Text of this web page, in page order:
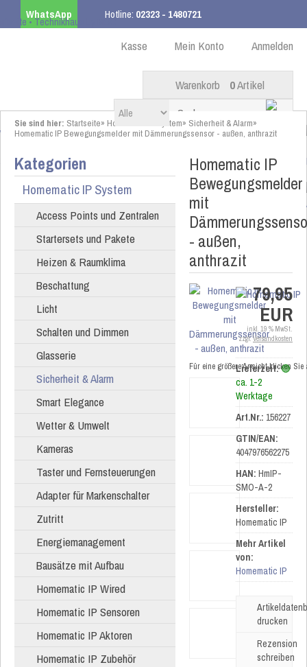
WhatsApp Hotline: 02323 - 1480721
ab 99,00 € innerhalb DE Anmelden
Mein Konto
Kasse
Warenkorb 0Artikel
Sie sind hier: Startseite» Homematic IP System» Sicherheit & Alarm»
Homematic IP Bewegungsmelder mit Dämmerungssensor - außen, anthrazit
Kategorien
Homematic IP System
Access Points und Zentralen
Startersets und Pakete
Heizen & Raumklima
Beschattung
Licht
Schalten und Dimmen
Glasserie
Sicherheit & Alarm
Smart Elegance
Wetter & Umwelt
Kameras
Taster und Fernsteuerungen
Adapter für Markenschalter
Zutritt
Energiemanagement
Bausätze mit Aufbau
Homematic IP Wired
Homematic IP Sensoren
Homematic IP Aktoren
Homematic IP Zubehör
Homematic IP
Bewegungsmelder
mit
- außen,
anthrazit
Für eine größere Ansicht klicken
79,95
EUR
inkl. 19 % MwSt.
zzgl.Versandkosten
Lieferzeit:🟢
ca. 1-2
Werktage
Art.Nr.: 156227
GTIN/EAN:
4047976562275
HAN: HmIP-
SMO-A-2
Hersteller:
Homematic IP
Mehr Artikel
von:
Homematic IP
drucken
Rezension
schreiben